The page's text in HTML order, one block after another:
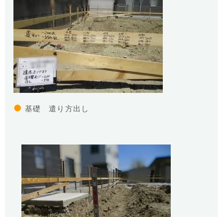
● 基礎 遣り方出し